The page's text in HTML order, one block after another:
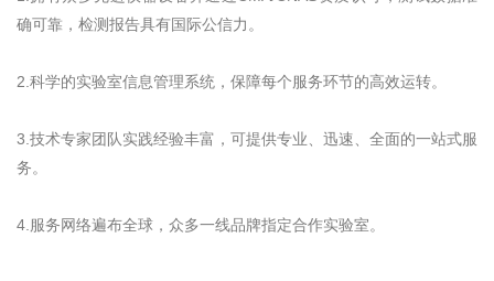
确可靠，检测报告具有国际公信力。
2.科学的实验室信息管理系统，保障每个服务环节的高效运转。
3.技术专家团队实践经验丰富，可提供专业、迅速、全面的一站式服
务。
4.服务网络遍布全球，众多一线品牌指定合作实验室。